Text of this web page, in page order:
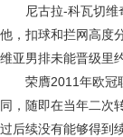
尼古拉-科瓦切维奇
他，扣球和拦网高度
维亚男排未能晋级里
荣膺2011年欧冠联
同，随即在当年二次
过后续没有能够得到